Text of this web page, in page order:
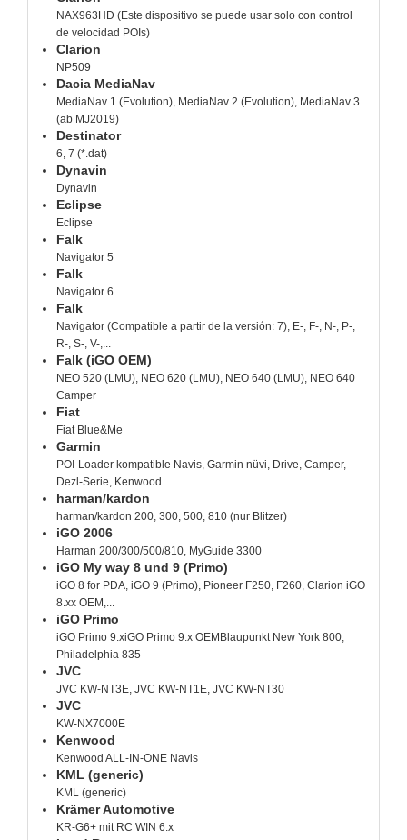
NAX963HD (Este dispositivo se puede usar solo con control
de velocidad POIs)
Clarion
NP509
Dacia MediaNav
MediaNav 1 (Evolution), MediaNav 2 (Evolution), MediaNav 3
(ab MJ2019)
Destinator
6, 7 (*.dat)
Dynavin
Dynavin
Eclipse
Eclipse
Falk
Navigator 5
Falk
Navigator 6
Falk
Navigator (Compatible a partir de la versión: 7), E-, F-, N-, P-,
R-, S-, V-,...
Falk (iGO OEM)
NEO 520 (LMU), NEO 620 (LMU), NEO 640 (LMU), NEO 640
Camper
Fiat
Fiat Blue&Me
Garmin
POI-Loader kompatible Navis, Garmin nüvi, Drive, Camper,
Dezl-Serie, Kenwood...
harman/kardon
harman/kardon 200, 300, 500, 810 (nur Blitzer)
iGO 2006
Harman 200/300/500/810, MyGuide 3300
iGO My way 8 und 9 (Primo)
iGO 8 for PDA, iGO 9 (Primo), Pioneer F250, F260, Clarion iGO
8.xx OEM,...
iGO Primo
iGO Primo 9.xiGO Primo 9.x OEMBlaupunkt New York 800,
Philadelphia 835
JVC
JVC KW-NT3E, JVC KW-NT1E, JVC KW-NT30
JVC
KW-NX7000E
Kenwood
Kenwood ALL-IN-ONE Navis
KML (generic)
KML (generic)
Krämer Automotive
KR-G6+ mit RC WIN 6.x